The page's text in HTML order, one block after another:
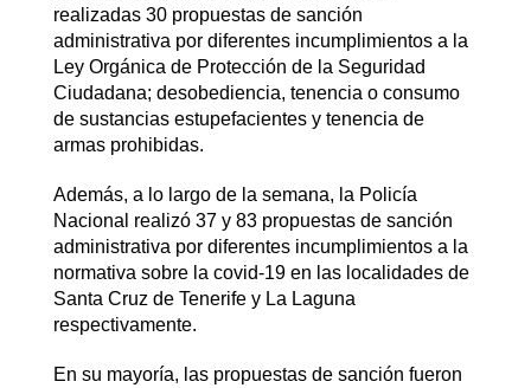
realizadas 30 propuestas de sanción
administrativa por diferentes incumplimientos a la
Ley Orgánica de Protección de la Seguridad
Ciudadana; desobediencia, tenencia o consumo
de sustancias estupefacientes y tenencia de
armas prohibidas.
Además, a lo largo de la semana, la Policía
Nacional realizó 37 y 83 propuestas de sanción
administrativa por diferentes incumplimientos a la
normativa sobre la covid-19 en las localidades de
Santa Cruz de Tenerife y La Laguna
respectivamente.
En su mayoría, las propuestas de sanción fueron